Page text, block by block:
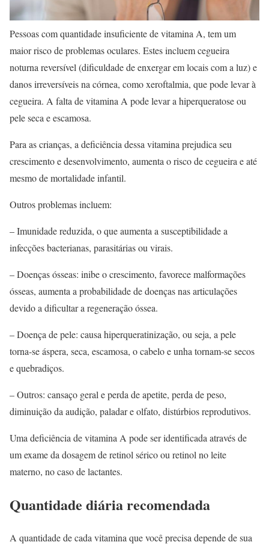
Pessoas com quantidade insuficiente de vitamina A, tem um
maior risco de problemas oculares. Estes incluem cegueira
noturna reversível (dificuldade de enxergar em locais com a luz) e
danos irreversíveis na córnea, como xeroftalmia, que pode levar à
cegueira. A falta de vitamina A pode levar a hiperqueratose ou
pele seca e escamosa.
Para as crianças, a deficiência dessa vitamina prejudica seu
crescimento e desenvolvimento, aumenta o risco de cegueira e até
mesmo de mortalidade infantil.
Outros problemas incluem:
– Imunidade reduzida, o que aumenta a susceptibilidade a
infecções bacterianas, parasitárias ou virais.
– Doenças ósseas: inibe o crescimento, favorece malformações
ósseas, aumenta a probabilidade de doenças nas articulações
devido a dificultar a regeneração óssea.
– Doença de pele: causa hiperqueratinização, ou seja, a pele
torna-se áspera, seca, escamosa, o cabelo e unha tornam-se secos
e quebradiços.
– Outros: cansaço geral e perda de apetite, perda de peso,
diminuição da audição, paladar e olfato, distúrbios reprodutivos.
Uma deficiência de vitamina A pode ser identificada através de
um exame da dosagem de retinol sérico ou retinol no leite
materno, no caso de lactantes.
Quantidade diária recomendada
A quantidade de cada vitamina que você precisa depende de sua